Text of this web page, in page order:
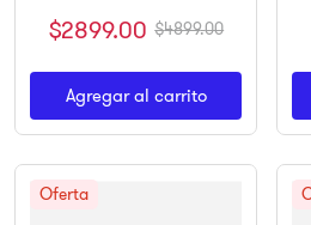
$2899.00 $4899.00
Agregar al carrito